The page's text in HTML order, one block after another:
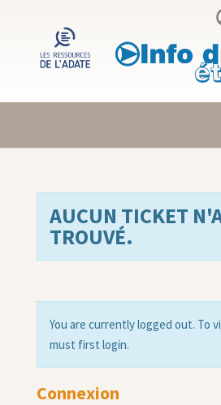
AUCUN TICKET
TROUVÉ.
You are currently logged out. To
must first login.
Connexion